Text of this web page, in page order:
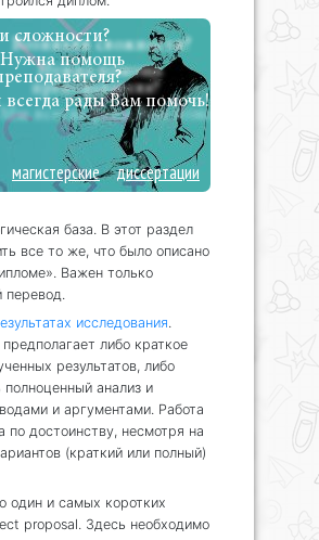
сложности?
Нужна помощь
рады Вам помочь!
магистерские диссертации
база. В этот раздел
все то же, что было описано
Важен только
перевод.
исследования.
либо краткое
результатов, либо
полноценный анализ и
и аргументами. Работа
по достоинству, несмотря на
(краткий или полный)
один и самых коротких
proposal. Здесь необходимо